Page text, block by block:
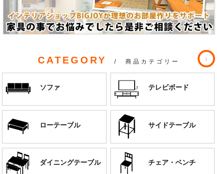
CATEGORY / 商品カテゴリー
ソファ テレビボード
ローテーブル サイドテーブル
ダイニングテーブル チェア・ベンチ